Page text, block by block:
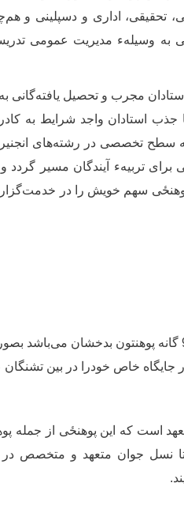
تحقیقی، اداری و دسپلینی و
به وسیلهء مدیریت عمومی
مجرب و تحصیل
جذب استادان واجد شرایط به
سطح تخصصی در رشته‌های
تربیهء آیندگان مسیر گردد و
سهم خویش را در
باشد
خاص خودرا در بین
است که این پوهنځی از جمله
نسل جوان متعهد و متخصص در